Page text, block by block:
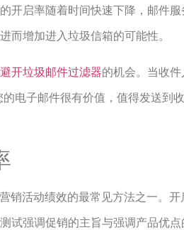
开启率随着时间快速下降，邮件
而增加进入垃圾信箱的可能性。
避开垃圾邮件过滤器的机会。当收
电子邮件很有价值，值得发送到
销活动绩效的最常见方法之一。
试强调促销的主旨与强调产品优